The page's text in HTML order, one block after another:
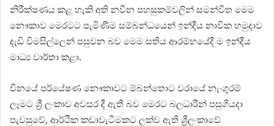
නිරීක්ෂණය කළ හැකි අති නවීන පහසුකම්වලින් සමන්විත මෙම
නෞකාව මෙරටට පැමිණීම සම්බන්ධයෙන් ඉන්දීය නාවික හමුදාව
දැඩි විමසිල්ලෙන් පසුවන බව මෙම සතිය ආරම්භයේදී ම ඉන්දීය
මාධ්‍ය වාර්තා කළා.
චීනයේ පර්යේෂණ නෞකාවට ම්බන්තොට වරායේ නැංගුරම්
ලෑමට ශ්‍රී ලංකාව අවසර දී ඇති බව මෙරට බලධාරීන් පසුගියදා
පැවසුවේ, ආර්ථික කඩාවැටීමකට ලක්ව ඇති ශ්‍රීලංකාවේ